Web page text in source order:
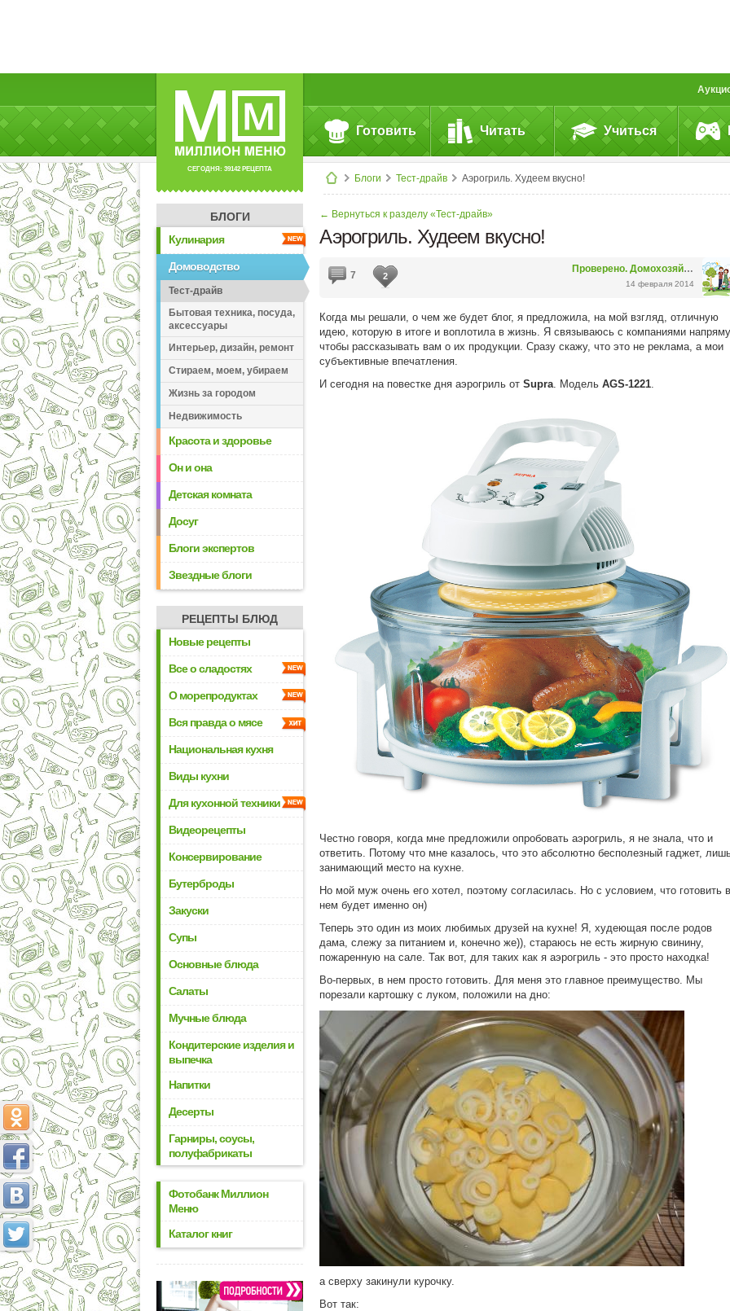
СЕГОДНЯ: 39142 РЕЦЕПТА
Готовить Читать Учиться
Блоги Тест-драйв Аэрогриль. Худеем вкусно!
БЛОГИ
Кулинария
Домоводство
Тест-драйв
Бытовая техника, посуда,
аксессуары
Интерьер, дизайн, ремонт
Стираем, моем, убираем
Жизнь за городом
Недвижимость
Красота и здоровье
Он и она
Детская комната
Досуг
Блоги экспертов
Звездные блоги
РЕЦЕПТЫ БЛЮД
Новые рецепты
Все о сладостях
О морепродуктах
Вся правда о мясе
Национальная кухня
Виды кухни
Для кухонной техники
Видеорецепты
Консервирование
Бутерброды
Закуски
Супы
Основные блюда
Салаты
Мучные блюда
Кондитерские изделия и
выпечка
Напитки
Десерты
Гарниры, соусы,
полуфабрикаты
Фотобанк Миллион
Меню
Каталог книг
← Вернуться к разделу «Тест-драйв»
Аэрогриль. Худеем вкусно!
Проверено. Домохозяйка.
14 февраля 2014
7 2
Когда мы решали, о чем же будет блог, я предложила, на мой взгляд, отличную
идею, которую в итоге и воплотила в жизнь. Я связываюсь с компаниями
чтобы рассказывать вам о их продукции. Сразу скажу, что это не реклама, а мои
субъективные впечатления.
И сегодня на повестке дня аэрогриль от Supra. Модель AGS-1221.
Честно говоря, когда мне предложили опробовать аэрогриль, я не знала, что и
ответить. Потому что мне казалось, что это абсолютно бесполезный гаджет,
занимающий место на кухне.
Но мой муж очень его хотел, поэтому согласилась. Но с условием, что готовить в
нем будет именно он)
Теперь это один из моих любимых друзей на кухне! Я, худеющая после родов
дама, слежу за питанием и, конечно же)), стараюсь не есть жирную свинину,
пожаренную на сале. Так вот, для таких как я аэрогриль - это просто находка!
Во-первых, в нем просто готовить. Для меня это главное преимущество. Мы
порезали картошку с луком, положили на дно:
а сверху закинули курочку.
Вот так: